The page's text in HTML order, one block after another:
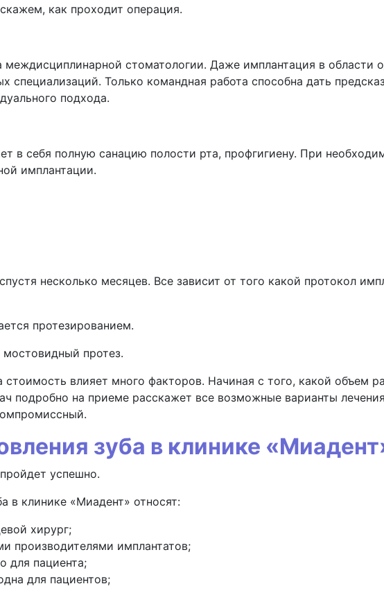
как проходит операция.
междисциплинарной стоматологии. Даже имплантация в области
Только командная работа способна дать
подхода.
в себя полную санацию полости рта, профгигиену. При
имплантации.
несколько месяцев. Все зависит от того какой протокол
протезированием.
протез.
влияет много факторов. Начиная с того, какой объем
подробно на приеме расскажет все возможные варианты
зуба в клинике
пройдет успешно.
в клинике «Миадент» относят:
хирург;
производителями имплантатов;
для пациента;
для пациентов;